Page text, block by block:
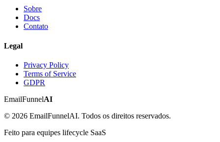
Sobre
Docs
Contato
Legal
Privacy Policy
Terms of Service
GDPR
EmailFunnelAI
© 2026 EmailFunnelAI. Todos os direitos reservados.
Feito para equipes lifecycle SaaS